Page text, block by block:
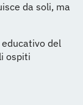
da soli, ma
del
ospiti